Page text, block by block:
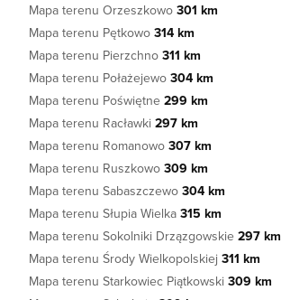
Mapa terenu Orzeszkowo 301 km
Mapa terenu Pętkowo 314 km
Mapa terenu Pierzchno 311 km
Mapa terenu Połażejewo 304 km
Mapa terenu Poświętne 299 km
Mapa terenu Racławki 297 km
Mapa terenu Romanowo 307 km
Mapa terenu Ruszkowo 309 km
Mapa terenu Sabaszczewo 304 km
Mapa terenu Słupia Wielka 315 km
Mapa terenu Sokolniki Drzązgowskie 297 km
Mapa terenu Środy Wielkopolskiej 311 km
Mapa terenu Starkowiec Piątkowski 309 km